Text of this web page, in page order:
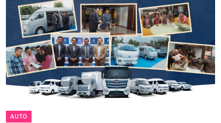
AUTO